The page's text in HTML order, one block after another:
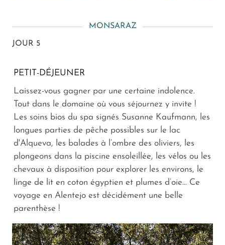
MONSARAZ
JOUR 5
PETIT-DÉJEUNER
Laissez-vous gagner par une certaine indolence.
Tout dans le domaine où vous séjournez y invite !
Les soins bios du spa signés Susanne Kaufmann, les
longues parties de pêche possibles sur le lac
d'Alqueva, les balades à l’ombre des oliviers, les
plongeons dans la piscine ensoleillée, les vélos ou les
chevaux à disposition pour explorer les environs, le
linge de lit en coton égyptien et plumes d’oie… Ce
voyage en Alentejo est décidément une belle
parenthèse !